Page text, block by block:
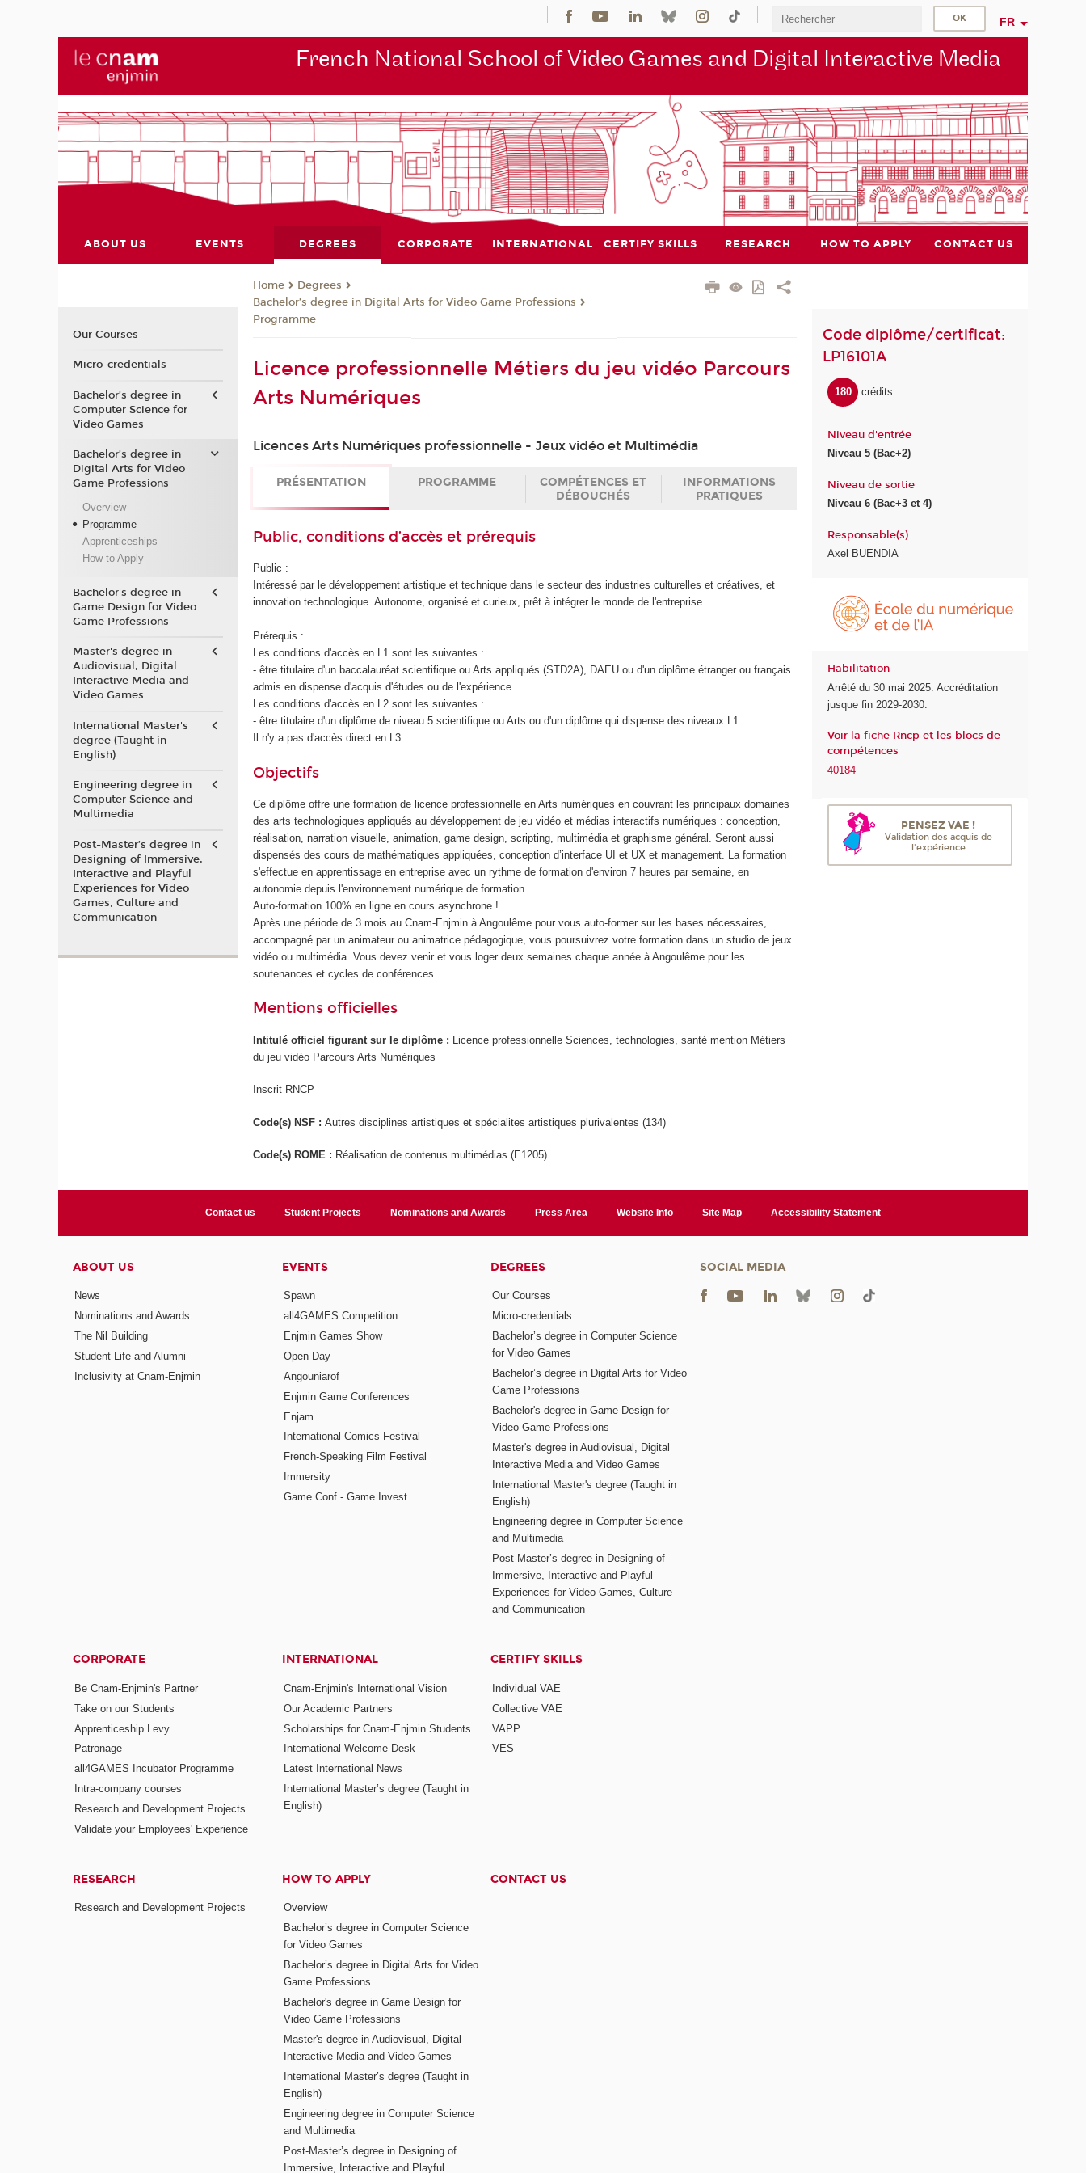
FR
French National School of Video Games and Digital Interactive Media
ABOUT US EVENTS DEGREES CORPORATE INTERNATIONAL CERTIFY SKILLS RESEARCH HOW TO APPLY CONTACT US
Home
Degrees
Bachelor’s degree in Digital Arts for Video Game Professions
Programme
Licence professionnelle Métiers du jeu vidéo Parcours
Arts Numériques
Licences Arts Numériques professionnelle - Jeux vidéo et Multimédia
PRÉSENTATION PROGRAMME
COMPÉTENCES ET
DÉBOUCHÉS
INFORMATIONS
PRATIQUES
Public, conditions d’accès et prérequis
Public :
Intéressé par le développement artistique et technique dans le secteur des industries culturelles et créatives, et
innovation technologique. Autonome, organisé et curieux, prêt à intégrer le monde de l'entreprise.
Prérequis :
Les conditions d'accès en L1 sont les suivantes :
- être titulaire d'un baccalauréat scientifique ou Arts appliqués (STD2A), DAEU ou d'un diplôme étranger ou français
admis en dispense d'acquis d'études ou de l'expérience.
Les conditions d'accès en L2 sont les suivantes :
- être titulaire d'un diplôme de niveau 5 scientifique ou Arts ou d'un diplôme qui dispense des niveaux L1.
Il n'y a pas d'accès direct en L3
Objectifs
Ce diplôme offre une formation de licence professionnelle en Arts numériques en couvrant les principaux domaines
des arts technologiques appliqués au développement de jeu vidéo et médias interactifs numériques : conception,
réalisation, narration visuelle, animation, game design, scripting, multimédia et graphisme général. Seront aussi
dispensés des cours de mathématiques appliquées, conception d’interface UI et UX et management. La formation
s'effectue en apprentissage en entreprise avec un rythme de formation d'environ 7 heures par semaine, en
autonomie depuis l'environnement numérique de formation.
Auto-formation 100% en ligne en cours asynchrone !
Après une période de 3 mois au Cnam-Enjmin à Angoulême pour vous auto-former sur les bases nécessaires,
accompagné par un animateur ou animatrice pédagogique, vous poursuivrez votre formation dans un studio de jeux
vidéo ou multimédia. Vous devez venir et vous loger deux semaines chaque année à Angoulême pour les
soutenances et cycles de conférences.
Mentions officielles
Intitulé officiel figurant sur le diplôme :
Licence professionnelle Sciences, technologies, santé mention Métiers
du jeu vidéo Parcours Arts Numériques
Inscrit RNCP
Code(s) NSF :Autres disciplines artistiques et spécialites artistiques plurivalentes (134)
Code(s) ROME : Réalisation de contenus multimédias (E1205)
Code diplôme/certificat:
LP16101A
180 crédits
Niveau d'entrée
Niveau 5 (Bac+2)
Niveau de sortie
Niveau 6 (Bac+3 et 4)
Responsable(s)
Axel BUENDIA
Habilitation
Arrêté du 30 mai 2025. Accréditation
jusque fin 2029-2030.
Voir la fiche Rncp et les blocs de
compétences
40184
PENSEZ VAE !
Validation des acquis de
l'expérience
Our Courses
Micro-credentials
Bachelor’s degree in
Computer Science for
Video Games
Bachelor’s degree in
Digital Arts for Video
Game Professions
Overview
Programme
Apprenticeships
How to Apply
Bachelor's degree in
Game Design for Video
Game Professions
Master's degree in
Audiovisual, Digital
Interactive Media and
Video Games
International Master's
degree (Taught in
English)
Engineering degree in
Computer Science and
Multimedia
Post-Master’s degree in
Designing of Immersive,
Interactive and Playful
Experiences for Video
Games, Culture and
Communication
Contact us Student Projects Nominations and Awards Press Area Website Info Site Map Accessibility Statement
ABOUT US
News
Nominations and Awards
The Nil Building
Student Life and Alumni
Inclusivity at Cnam-Enjmin
EVENTS
Spawn
all4GAMES Competition
Enjmin Games Show
Open Day
Angouniarof
Enjmin Game Conferences
Enjam
International Comics Festival
French-Speaking Film Festival
Immersity
Game Conf - Game Invest
DEGREES
Our Courses
Micro-credentials
Bachelor’s degree in Computer Science
for Video Games
Bachelor’s degree in Digital Arts for Video
Game Professions
Bachelor's degree in Game Design for
Video Game Professions
Master's degree in Audiovisual, Digital
Interactive Media and Video Games
International Master's degree (Taught in
English)
Engineering degree in Computer Science
and Multimedia
Post-Master’s degree in Designing of
Immersive, Interactive and Playful
Experiences for Video Games, Culture
and Communication
CORPORATE
Be Cnam-Enjmin's Partner
Take on our Students
Apprenticeship Levy
Patronage
all4GAMES Incubator Programme
Intra-company courses
Research and Development Projects
Validate your Employees' Experience
INTERNATIONAL
Cnam-Enjmin's International Vision
Our Academic Partners
Scholarships for Cnam-Enjmin Students
International Welcome Desk
Latest International News
International Master’s degree (Taught in
English)
CERTIFY SKILLS
Individual VAE
Collective VAE
VAPP
VES
RESEARCH
Research and Development Projects
HOW TO APPLY
Overview
Bachelor’s degree in Computer Science
for Video Games
Bachelor’s degree in Digital Arts for Video
Game Professions
Bachelor's degree in Game Design for
Video Game Professions
Master's degree in Audiovisual, Digital
Interactive Media and Video Games
International Master’s degree (Taught in
English)
Engineering degree in Computer Science
and Multimedia
Post-Master’s degree in Designing of
Immersive, Interactive and Playful
CONTACT US
SOCIAL MEDIA